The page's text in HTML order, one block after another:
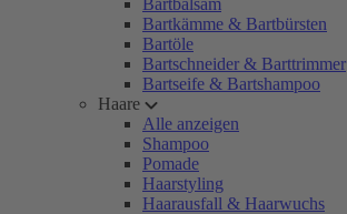
Bartbalsam
Bartkämme & Bartbürsten
Bartöle
Bartschneider & Barttrimmer
Bartseife & Bartshampoo
Haare
Alle anzeigen
Shampoo
Pomade
Haarstyling
Haarausfall & Haarwuchs